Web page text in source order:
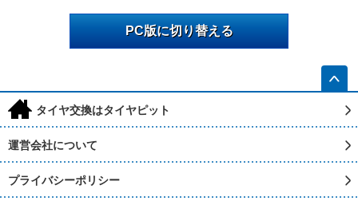
PC版に切り替える
h タイヤ交換はタイヤピット
運営会社について
プライバシーポリシー